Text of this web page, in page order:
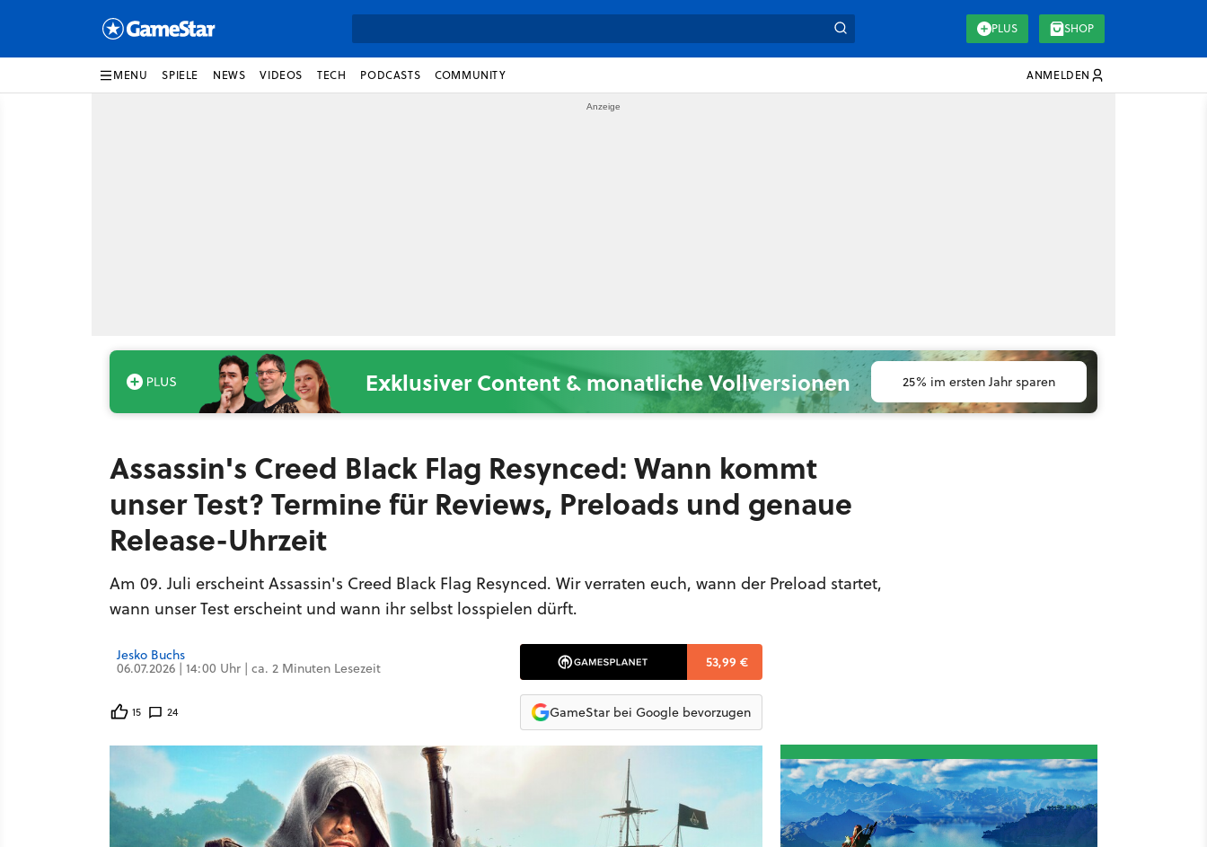
PLUS SHOP
MENU SPIELE NEWS VIDEOS TECH PODCASTS COMMUNITY ANMELDEN
Exklusiver Content & monatliche Vollversionen 25% im ersten Jahr sparen
Assassin's Creed Black Flag Resynced: Wann kommt
unser Test? Termine für Reviews, Preloads und genaue
Release-Uhrzeit
Am 09. Juli erscheint Assassin's Creed Black Flag Resynced. Wir verraten euch, wann der Preload startet,
wann unser Test erscheint und wann ihr selbst losspielen dürft.
Jesko Buchs
06.07.2026 | 14:00 Uhr | ca. 2 Minuten Lesezeit
15 24
53,99 €
GameStar bei Google bevorzugen